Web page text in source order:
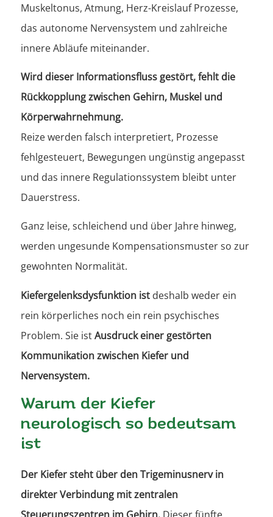
Muskeltonus, Atmung, Herz-Kreislauf Prozesse,
das autonome Nervensystem und zahlreiche
innere Abläufe miteinander.
Wird dieser Informationsfluss gestört, fehlt die
Rückkopplung zwischen Gehirn, Muskel und
Körperwahrnehmung.
Reize werden falsch interpretiert, Prozesse
fehlgesteuert, Bewegungen ungünstig angepasst
und das innere Regulationssystem bleibt unter
Dauerstress.
Ganz leise, schleichend und über Jahre hinweg,
werden ungesunde Kompensationsmuster so zur
gewohnten Normalität.
Kiefergelenksdysfunktion ist deshalb weder ein
rein körperliches noch ein rein psychisches
Problem. Sie istAusdruck einer gestörten
Kommunikation zwischen Kiefer und
Nervensystem.
Warum der Kiefer
neurologisch so bedeutsam
ist
Der Kiefer steht über den Trigeminusnerv in
direkter Verbindung mit zentralen